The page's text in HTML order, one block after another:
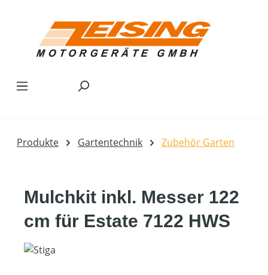
Produkte Gartentechnik Zubehör Garten
Mulchkit inkl. Messer 122
cm für Estate 7122 HWS